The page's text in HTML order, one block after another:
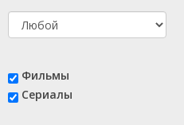
Фильмы
Сериалы